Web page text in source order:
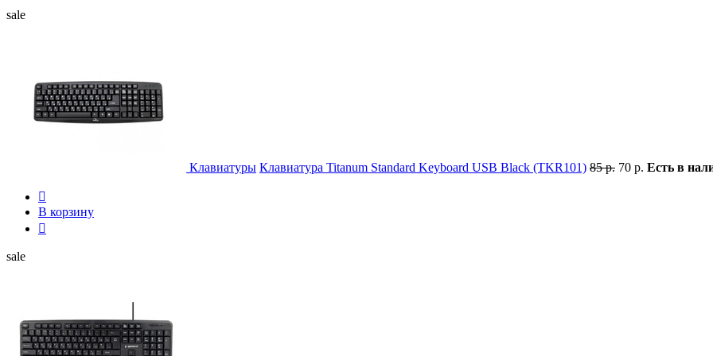
sale
Клавиатуры Клавиатура Titanum Standard Keyboard USB Black (TKR101) 85 р. 70 р. Есть в

В корзину

sale